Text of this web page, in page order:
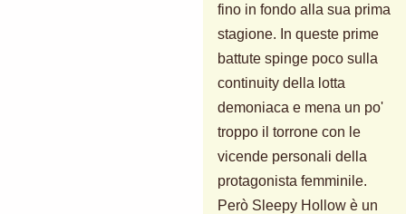
fino in fondo alla sua prima
stagione. In queste prime
battute spinge poco sulla
continuity della lotta
demoniaca e mena un po'
troppo il torrone con le
vicende personali della
protagonista femminile.
Però Sleepy Hollow è un